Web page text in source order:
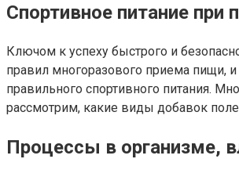
Спортивное питание при
Ключом к успеху быстрого и
правил многоразового приема пищи,
правильного спортивного питания.
рассмотрим, какие виды добавок
Процессы в организме,